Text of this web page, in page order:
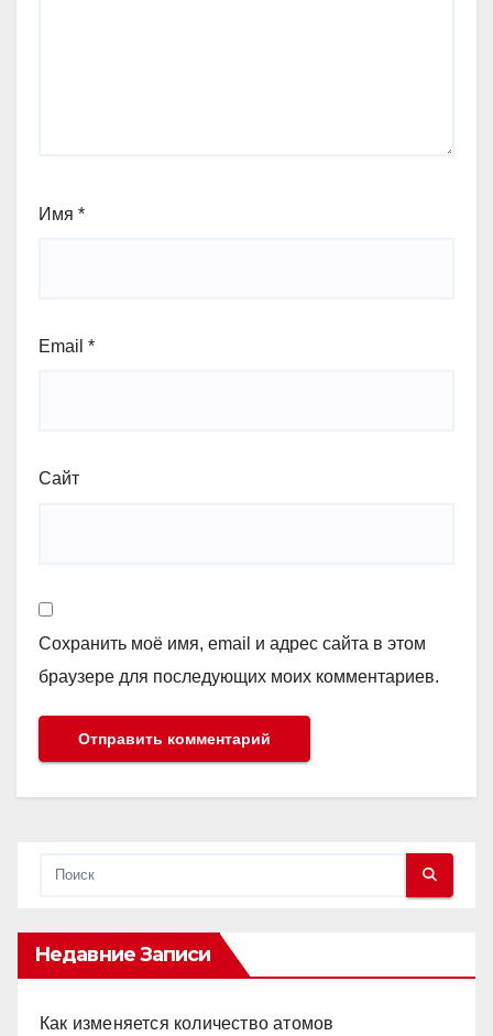
Имя *
Email *
Сайт
Сохранить моё имя, email и адрес сайта в этом
браузере для последующих моих комментариев.
Недавние Записи
Как изменяется количество атомов